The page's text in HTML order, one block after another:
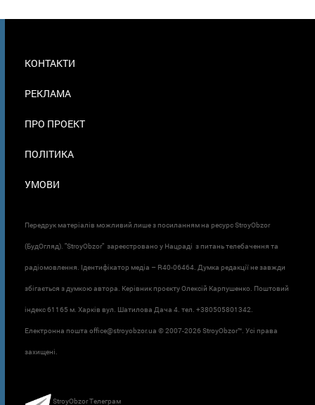
В
КОНТАКТИ
РЕКЛАМА
ПРО ПРОЕКТ
ПОЛІТИКА
УМОВИ
Передрук матеріалів можливий лише з посиланням на ресурс StroyObzor
(БудОгляд). "StroyObzor" зареєстровано у Нацраді з питань телебачення та
радіомовлення. Ідентифікатор медіа – R40-06464. Думка редакції не завжди
збігається з думкою автора. Керівник проєкту Олексій Карпушенко. Поштовий
індекс 61165 м. Харків вул. Шатилова Дача 4. тел. +380505801342.
Електронна пошта office@stroyobzor.ua © 2007-2026 StroyObzor™. Усі права
захищені.
StroyObzor Телеграм